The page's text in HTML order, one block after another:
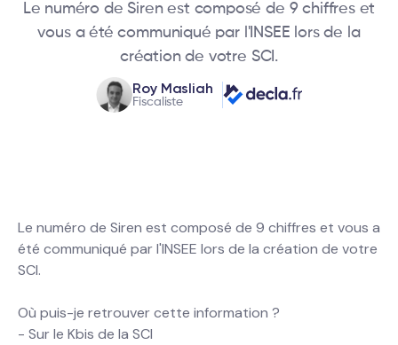
Le numéro de Siren est composé de 9 chiffres et
vous a été communiqué par l'INSEE lors de la
création de votre SCI.
Roy Masliah
Fiscaliste
Le numéro de Siren est composé de 9 chiffres et vous a
été communiqué par l'INSEE lors de la création de votre
SCI.
Où puis-je retrouver cette information ?
- Sur le Kbis de la SCI